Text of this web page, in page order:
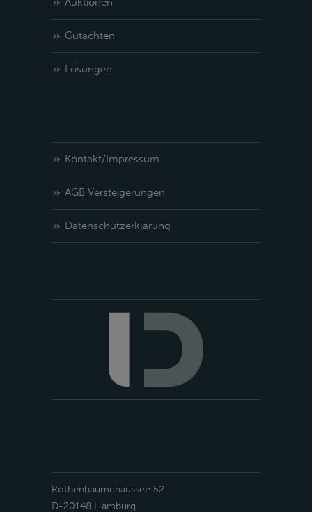
Gutachten
Lösungen
Kontakt/Impressum
AGB Versteigerungen
Datenschutzerklärung
Rothenbaumchaussee 52
D-20148 Hamburg